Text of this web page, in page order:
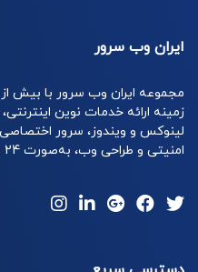
ایران وب سرور
مجموعه ایران وب سرور با بیش
زمینه ارائه خدمات نوین
لینوکس و ویندوز، سرور
امنیتی و طراحی وب، به‌صورت 24 ساعته در خدمت شماست.